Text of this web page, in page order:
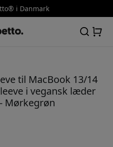
i Danmark
til MacBook 13/14
i vegansk læder
Mørkegrøn